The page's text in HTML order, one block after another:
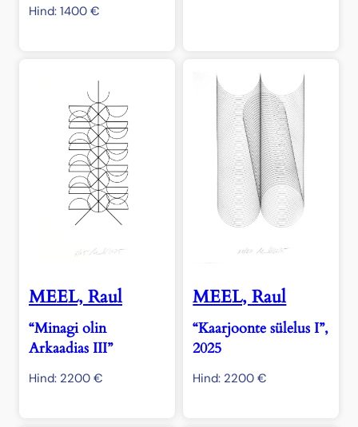
Hind: 1400 €
MEEL, Raul
“Minagi olin
Arkaadias III”
Hind: 2200 €
MEEL, Raul
“Kaarjoonte sülelus I”,
2025
Hind: 2200€